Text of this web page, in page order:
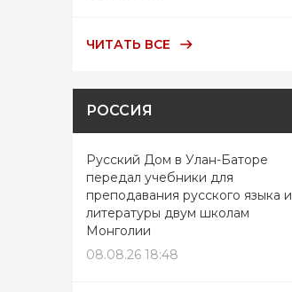
ЧИТАТЬ ВСЕ
РОССИЯ
Русский Дом в Улан-Баторе
передал учебники для
преподавания русского языка и
литературы двум школам
Монголии
08.08.26 18:48